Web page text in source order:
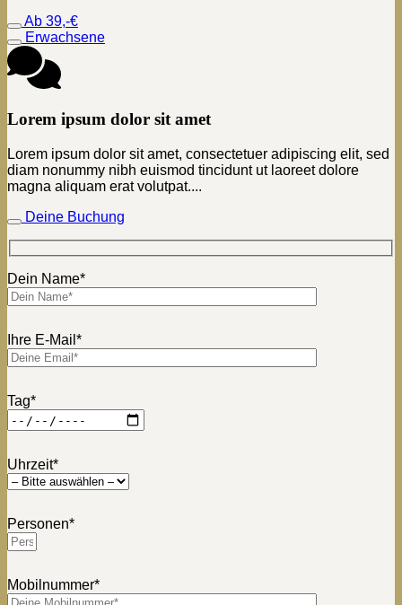
Ab 39,-€
Erwachsene
Lorem ipsum dolor sit amet
Lorem ipsum dolor sit amet, consectetuer adipiscing elit, sed
diam nonummy nibh euismod tincidunt ut laoreet dolore
magna aliquam erat volutpat....
Deine Buchung
Dein Name*
Ihre E-Mail*
Tag*
Uhrzeit*
Personen*
Mobilnummer*